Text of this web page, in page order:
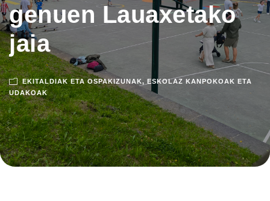
genuen Lauaxetako
jaia
EKITALDIAK ETA OSPAKIZUNAK, ESKOLAZ KANPOKOAK ETA
UDAKOAK